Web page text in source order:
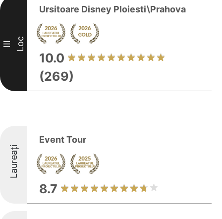
III Loc
Ursitoare Disney Ploiesti\Prahova
10.0
(269)
Laureați
Event Tour
8.7